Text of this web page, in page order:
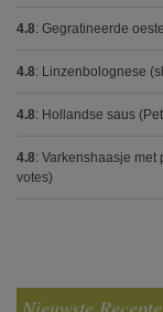
4.8: Gegratineerde
4.8: Linzenbolognese
4.8: Hollandse saus
4.8: Varkenshaasje
votes)